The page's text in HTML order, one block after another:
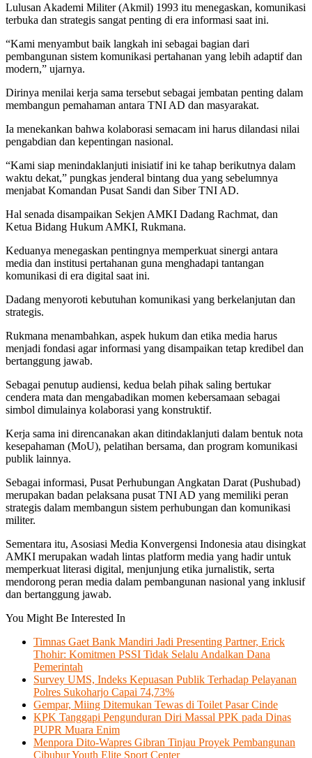
Lulusan Akademi Militer (Akmil) 1993 itu menegaskan, komunikasi
terbuka dan strategis sangat penting di era informasi saat ini.
“Kami menyambut baik langkah ini sebagai bagian dari
pembangunan sistem komunikasi pertahanan yang lebih adaptif dan
modern,” ujarnya.
Dirinya menilai kerja sama tersebut sebagai jembatan penting dalam
membangun pemahaman antara TNI AD dan masyarakat.
Ia menekankan bahwa kolaborasi semacam ini harus dilandasi nilai
pengabdian dan kepentingan nasional.
“Kami siap menindaklanjuti inisiatif ini ke tahap berikutnya dalam
waktu dekat,” pungkas jenderal bintang dua yang sebelumnya
menjabat Komandan Pusat Sandi dan Siber TNI AD.
Hal senada disampaikan Sekjen AMKI Dadang Rachmat, dan
Ketua Bidang Hukum AMKI, Rukmana.
Keduanya menegaskan pentingnya memperkuat sinergi antara
media dan institusi pertahanan guna menghadapi tantangan
komunikasi di era digital saat ini.
Dadang menyoroti kebutuhan komunikasi yang berkelanjutan dan
strategis.
Rukmana menambahkan, aspek hukum dan etika media harus
menjadi fondasi agar informasi yang disampaikan tetap kredibel dan
bertanggung jawab.
Sebagai penutup audiensi, kedua belah pihak saling bertukar
cendera mata dan mengabadikan momen kebersamaan sebagai
simbol dimulainya kolaborasi yang konstruktif.
Kerja sama ini direncanakan akan ditindaklanjuti dalam bentuk nota
kesepahaman (MoU), pelatihan bersama, dan program komunikasi
publik lainnya.
Sebagai informasi, Pusat Perhubungan Angkatan Darat (Pushubad)
merupakan badan pelaksana pusat TNI AD yang memiliki peran
strategis dalam membangun sistem perhubungan dan komunikasi
militer.
Sementara itu, Asosiasi Media Konvergensi Indonesia atau disingkat
AMKI merupakan wadah lintas platform media yang hadir untuk
memperkuat literasi digital, menjunjung etika jurnalistik, serta
mendorong peran media dalam pembangunan nasional yang inklusif
dan bertanggung jawab.
You Might Be Interested In
Timnas Gaet Bank Mandiri Jadi Presenting Partner, Erick
Thohir: Komitmen PSSI Tidak Selalu Andalkan Dana
Pemerintah
Survey UMS, Indeks Kepuasan Publik Terhadap Pelayanan
Polres Sukoharjo Capai 74,73%
Gempar, Miing Ditemukan Tewas di Toilet Pasar Cinde
KPK Tanggapi Pengunduran Diri Massal PPK pada Dinas
PUPR Muara Enim
Menpora Dito-Wapres Gibran Tinjau Proyek Pembangunan
Cibubur Youth Elite Sport Center